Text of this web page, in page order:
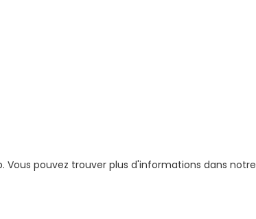
Vous pouvez trouver plus d'informations dans notre